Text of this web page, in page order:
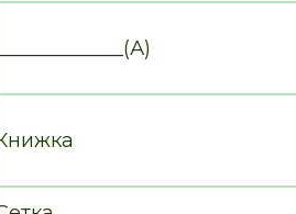
_____________(А)